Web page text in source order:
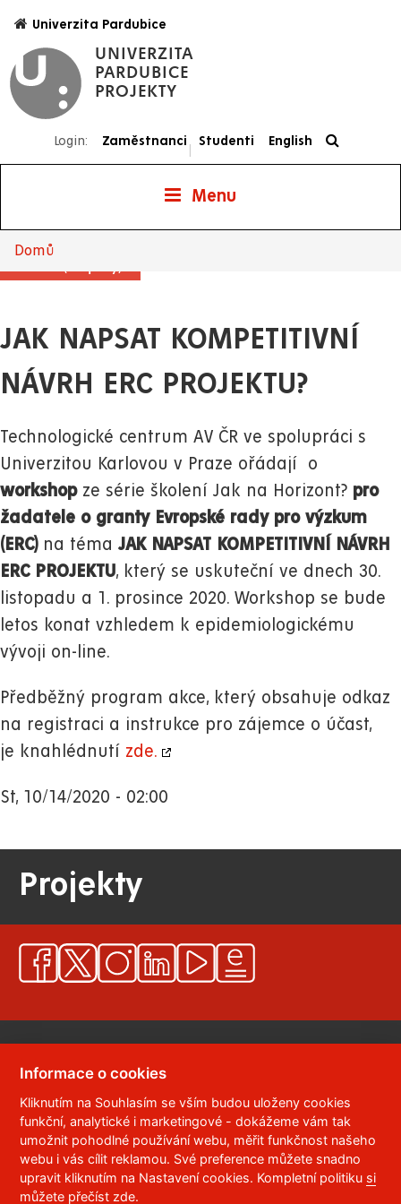
hlavnímu
obsahu
UNIVERZITA
PARDUBICE
PROJEKTY
Univerzita Pardubice
Login: Zaměstnanci
|
Studenti English
Menu
Drobečková
Domů
JAK NAPSAT KOMPETITIVNÍ
NÁVRH ERC PROJEKTU?
Technologické centrum AV ČR ve spolupráci s
Univerzitou Karlovou v Praze ořádají o
workshopze série školení Jak na Horizont? pro
žadatele o granty Evropské rady pro výzkum
(ERC)na téma JAK NAPSAT KOMPETITIVNÍ NÁVRH
ERC PROJEKTU, který se uskuteční ve dnech 30.
listopadu a 1. prosince 2020. Workshop se bude
letos konat vzhledem k epidemiologickému
vývoji on-line.
Předběžný program akce, který obsahuje odkaz
na registraci a instrukce pro zájemce o účast,
je knahlédnutí zde.
St, 10/14/2020 - 02:00
Projekty
© 2023 Univerzita Pardubice,Studentská 95
532 10 Pardubice 2
Telefon: 466 036 111, 466 036 112, 466 036 113
Správce webu ,RSS
Informace o cookies
Kliknutím na Souhlasím se vším budou uloženy cookies
funkční, analytické i marketingové - dokážeme vám tak
umožnit pohodlné používání webu, měřit funkčnost našeho
webu i vás cílit reklamou. Své preference můžete snadno
upravit kliknutím na Nastavení cookies. Kompletní politiku si
můžete přečíst zde.